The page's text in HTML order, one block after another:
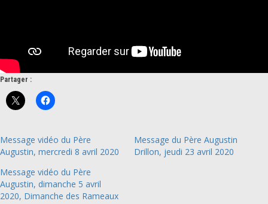
Partager :
Message vidéo du Père
Augustin, mercredi 8 avril 2020
Message du Père Augustin
Drillon, jeudi 23 avril 2020
Message vidéo du Père
Augustin, dimanche 5 avril
2020, Dimanche des Rameaux